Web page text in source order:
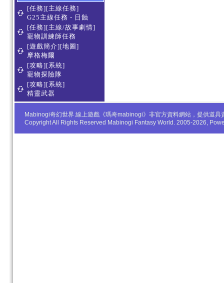
[任務][主線任務]
G25主線任務 - 日蝕
[任務][主線/故事劇情]
寵物訓練師任務
[遊戲簡介][地圖]
摩格梅爾
[攻略][系統]
寵物探險隊
[攻略][系統]
精靈武器
Mabinogi奇幻世界 線上遊戲《瑪奇mabinogi》非官方資料網站，提供道
Copyright All Rights Reserved Mabinogi Fantasy World. 2005-2026,